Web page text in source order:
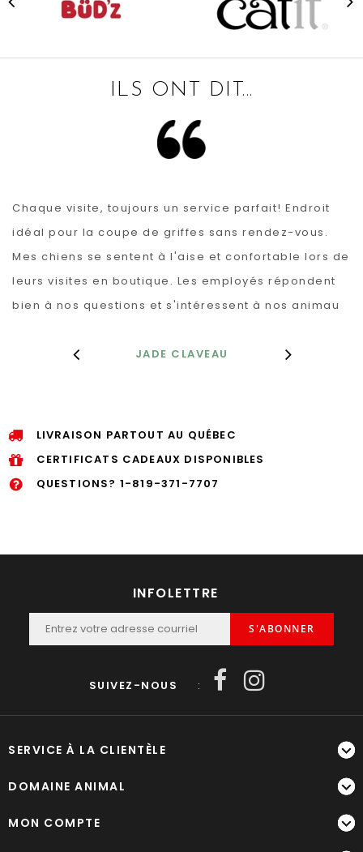
ILS ONT DIT...
Chaque visite, toujours un service parfait! Endroit
idéal pour la coupe de griffes sans rendez-vous.
Mes chiens se sentent à l'aise et confortable lors de
leurs visites en boutique. Les employés répondent
bien à nos questions et s'intéressent à nos animau
JADE CLAVEAU
LIVRAISON PARTOUT AU QUÉBEC
CERTIFICATS CADEAUX DISPONIBLES
QUESTIONS? 1-819-371-7707
INFOLETTRE
S'ABONNER
SUIVEZ-NOUS :
SERVICE À LA CLIENTÈLE
DOMAINE ANIMAL
MON COMPTE